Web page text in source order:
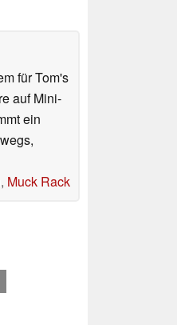
für Tom's
auf Mini-
ein
, Muck Rack